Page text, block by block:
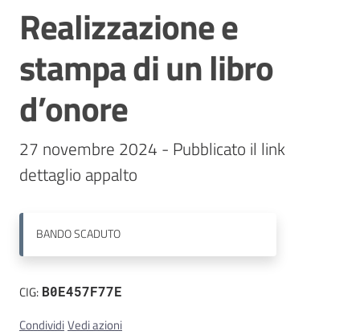
Stazioni
appaltanti
Contatti
Salta al contenuto
Realizzazione e
stampa di un libro
d’onore
27 novembre 2024 - Pubblicato il link
dettaglio appalto
BANDOSCADUTO
CIG: B0E457F77E
CondividiVedi azioni